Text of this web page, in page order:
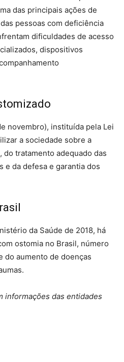
das principais ações de
pessoas com deficiência
dificuldades de acesso
dispositivos
novembro), instituída pela Lei
a sociedade sobre a
tratamento adequado das
e da defesa e garantia dos
da Saúde de 2018, há
ostomia no Brasil, número
do aumento de doenças
informações das entidades